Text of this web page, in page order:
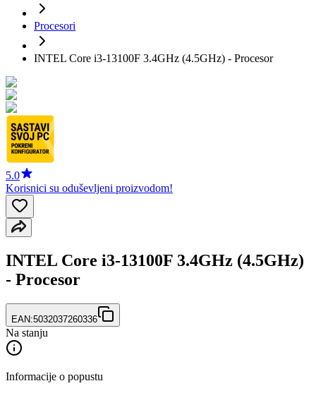
Procesori
INTEL Core i3-13100F 3.4GHz (4.5GHz) - Procesor
5.0
Korisnici su oduševljeni proizvodom!
INTEL Core i3-13100F 3.4GHz (4.5GHz)
- Procesor
EAN:5032037260336
Na stanju
Informacije o popustu